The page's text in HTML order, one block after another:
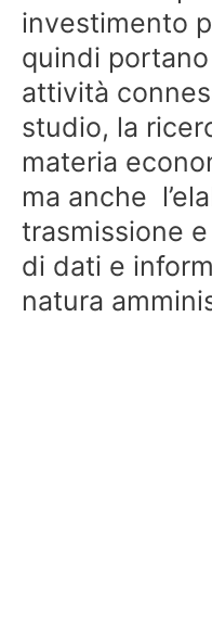
investimento
quindi
attività
studio, la
materia
ma anche
trasmissione
di dati e
natura